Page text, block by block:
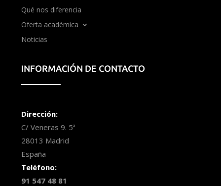
Qué nos diferencia
Oferta académica
Noticias
INFORMACIÓN DE CONTACTO
Dirección:
C/ Veneras 9. 5ª
28013 Madrid
España
Teléfono:
91 547 48 81